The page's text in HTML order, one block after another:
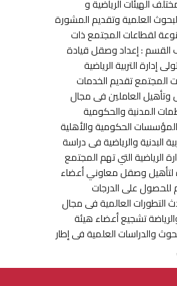
الهيئات الرياضية و
العلمية وتقديم المشورة
لقطاعات المجتمع ذات
القسم : إعداد وصقل قيادة
إدارة التربية الرياضية
المجتمع تقديم الخدمات
وتأهيل العاملين فى مجال
المدنية والحكومية
الحكومية والأهلية
البدنية والرياضية فى دراسة
الرياضية التي تهم المجتمع
لتأهيل وصقل معاوني أعضاء
للحصول على الدرجات
التطورات العالمية فى مجال
والرياضة تشجيع أعضاء هيئة
والدراسات العلمية فى إطار